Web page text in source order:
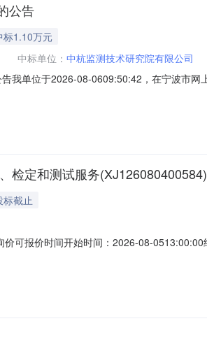
公告
标1.10万元
中标单位： 中杭监测技术研究院有限公司
单位于2026-08-0609:50:42，在宁波市网
项目业主：余姚市姚北实验学校
事项：检测选取中介时间：2026-08-
检定和测试服务(XJ126080400584)
标截止
可报价时间开始时间：2026-08-